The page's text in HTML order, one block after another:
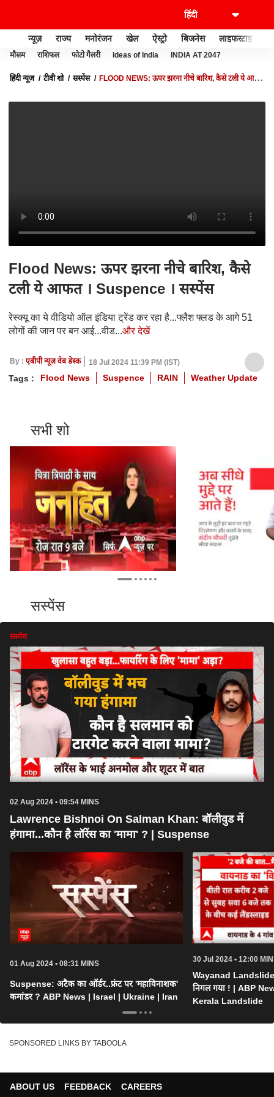
न्यूज़ राज्य मनोरंजन खेल ऐस्ट्रो बिजनेस लाइफस्टाइल
मौसम राशिफल फोटो गैलरी Ideas of India INDIA AT 2047
हिंदी न्यूज़ टीवी शो सस्पेंस
FLOOD NEWS: ऊपर झरना नीचे बारिश, कैसे टली ये आफत
Flood News: ऊपर झरना नीचे बारिश, कैसे
टली ये आफत । Suspence । सस्पेंस
रेस्क्यू का ये वीडियो ऑल इंडिया ट्रेंड कर रहा है...फ्लैश फ्लड के आगे 51
लोगों की जान पर बन आई...वीड...और देखें
By : एबीपी न्यूज़ वेब डेस्क 18 Jul 2024 11:39 PM (IST)
Tags : Flood News Suspence RAIN Weather Update
सभी शो
सस्पेंस
सस्पेंस
02 Aug 2024 • 09:54 MINS
Lawrence Bishnoi On Salman Khan: बॉलीवुड में
हंगामा...कौन है लॉरेंस का 'मामा' ? | Suspense
01 Aug 2024 • 08:31 MINS
Suspense: अटैक का ऑर्डर..फ्रंट पर 'महाविनाशक'
कमांडर ? ABP News | Israel | Ukraine | Iran
30 Jul 2024 • 12:00
Wayanad Landslide:
निगल गया ! | ABP
Kerala Landslide
SPONSORED LINKS BY TABOOLA
ABOUT US FEEDBACK CAREERS